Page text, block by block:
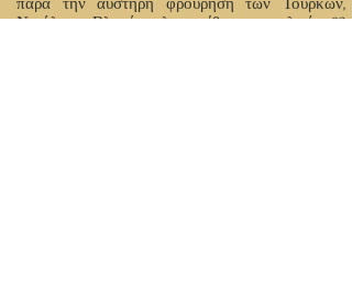
παρά την αυστηρή φρούρηση των Τούρκων,
Νικόλαος Βλαχόπουλος, πέθανε σε ηλικία 92